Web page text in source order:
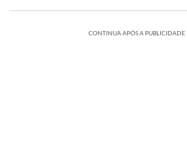
CONTINUA APÓS A PUBLICIDADE